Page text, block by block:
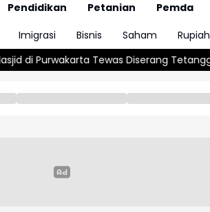
Pendidikan Petanian Pemda
Imigrasi Bisnis Saham Rupiah
Diserang Tetangga Saat Hendak